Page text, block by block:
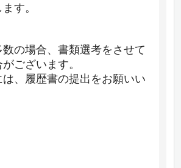
す。
場合、書類選考をさせて
ございます。
履歴書の提出をお願いい